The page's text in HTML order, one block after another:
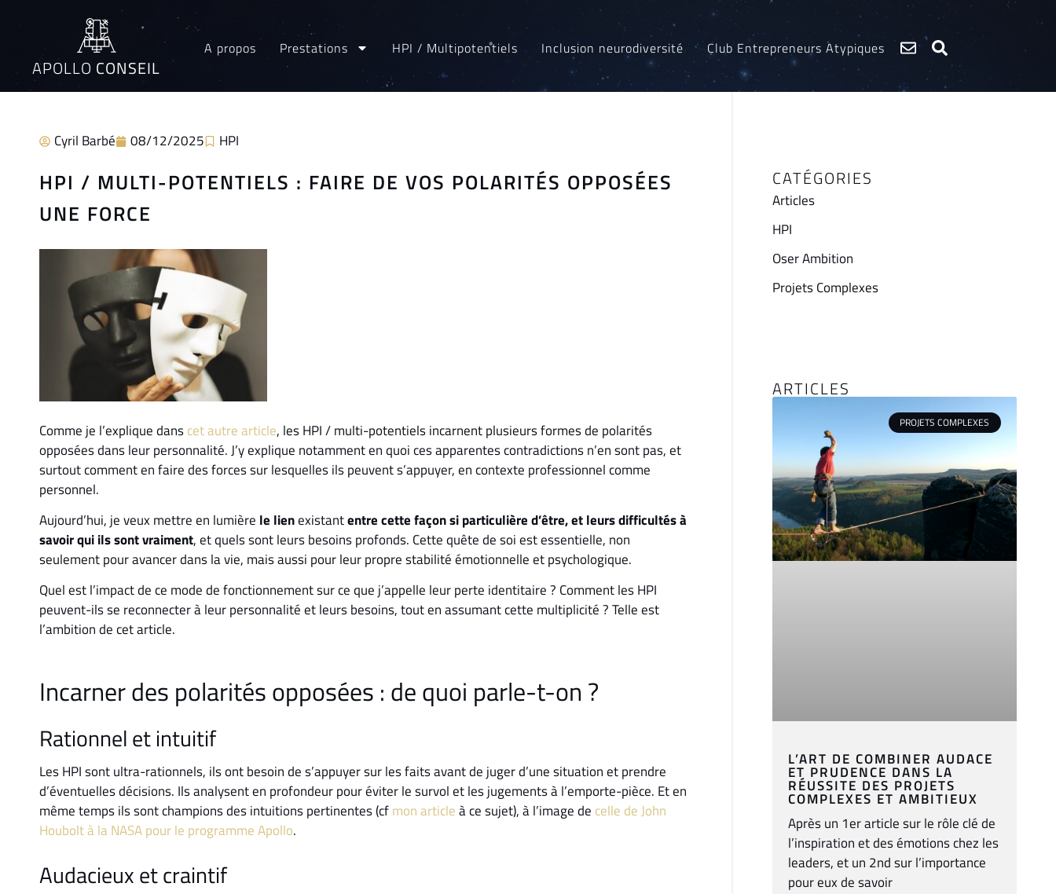
APOLLO CONSEIL
A propos Prestations HPI / Multipotentiels Inclusion neurodiversité Club Entrepreneurs Atypiques
Cyril Barbé 08/12/2025 HPI
HPI / MULTI-POTENTIELS : FAIRE DE VOS POLARITÉS OPPOSÉES
UNE FORCE
Comme je l’explique danscet autre article, les HPI / multi-potentiels incarnent plusieurs formes de polarités
opposées dans leur personnalité. J’y explique notamment en quoi ces apparentes contradictions n’en sont pas, et
surtout comment en faire des forces sur lesquelles ils peuvent s’appuyer, en contexte professionnel comme
personnel.
Aujourd’hui, je veux mettre en lumière le lienexistantentre cette façon si particulière d’être, et leurs difficultés à
savoir qui ils sont vraiment, et quels sont leurs besoins profonds. Cette quête de soi est essentielle, non
seulement pour avancer dans la vie, mais aussi pour leur propre stabilité émotionnelle et psychologique.
Quel est l’impact de ce mode de fonctionnement sur ce que j’appelle leur perte identitaire ? Comment les HPI
peuvent-ils se reconnecter à leur personnalité et leurs besoins, tout en assumant cette multiplicité ? Telle est
l’ambition de cet article.
Incarner des polarités opposées : de quoi parle-t-on ?
Rationnel et intuitif
Les HPI sont ultra-rationnels, ils ont besoin de s’appuyer sur les faits avant de juger d’une situation et prendre
d’éventuelles décisions. Ils analysent en profondeur pour éviter le survol et les jugements à l’emporte-pièce. Et en
même temps ils sont champions des intuitions pertinentes (cfmon articleà ce sujet), à l’image de celle de John
Houbolt à la NASA pour le programme Apollo.
Audacieux et craintif
CATÉGORIES
Articles
HPI
Oser Ambition
Projets Complexes
ARTICLES
PROJETS COMPLEXES
L’ART DE COMBINER AUDACE
ET PRUDENCE DANS LA
RÉUSSITE DES PROJETS
COMPLEXES ET AMBITIEUX
Après un 1er article sur le rôle clé de
l’inspiration et des émotions chez les
leaders, et un 2nd sur l’importance
pour eux de savoir